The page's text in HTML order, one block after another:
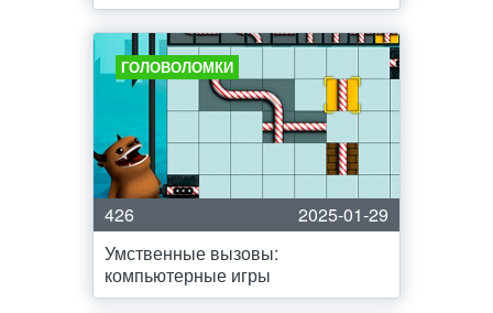
ГОЛОВОЛОМКИ
426
2025-01-29
Умственные вызовы:
компьютерные игры